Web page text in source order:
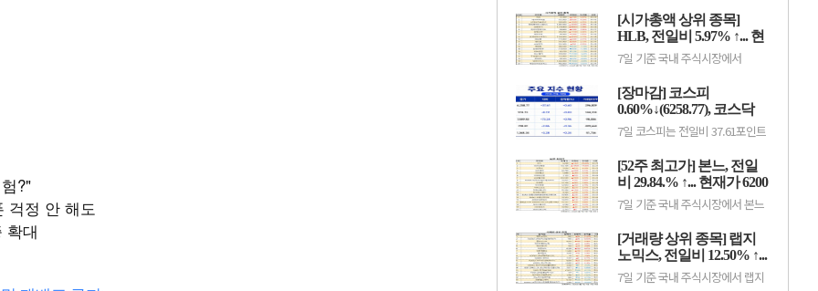
?"
걱정 안 해도
확대
(8.11%) 오른 1만530원에 거래 중
이다.레메디는 의료기기 관련 사업
을 영위하는 기업으로, 신규 상장
이후 투자자 수급과 성장 기대감에
따라 주가 변동성이 나타날 수 있
(0156T0, 1만870원, ▲370,
3.52%), 스트라드비젼(475040,
3070원, ▲30, 0.99%), 세미티에
스(0017J0, 3110...
[시가총액 상위 종목]
HLB, 전일비 5.97% ↑... 현
재가 3만7300원
7일 기준 국내 주식시장에서
(5.97%) 오른 3만7300원에 거래
중이다.HLB는 항암제 개발을 중심
으로 바이오 사업을 영위하는 기업
으로, 신약 허가와 임상 결과, 글로
벌 판매 기대감 등에 따라 주가 변
프로비엠(247540, 10만7000원,
▲4500, 4.39%), LG에너지솔루션
(373220, 36만원, ▲1만5000,
4.35%), 한.
[장마감] 코스피
0.60%↓(6258.77), 코스닥
0.36%↓(798.81)
7일 코스피는 전일비 37.61포인트
했다. 이날 개인과 기관은 각각
3451억원, 8880억원 순매수했고,
외국인은 1조2550억원 순매도했
다.코스닥은 전일비 2.86포인트
(0.36%) 하락한 798.81pt로 마쳤
했고, 외국인과 기관은 각각 2943
억원, 1049억원 순매도했다.임정
은 KB증권 연구원은 KB리서치 장
마감.
[52주 최고가] 본느, 전일
비 29.84.% ↑... 현재가 6200
원
7일 기준 국내 주식시장에서 본느
(29.84%) 오른 6200원에 거래 중
이다.본느는 화장품 ODM·브랜드
사업을 영위하는 기업으로, 색조·
기초 화장품 등 뷰티 제품을 중심
으로 사업을 전개하고 있다. K뷰티
[거래량 상위 종목] 랩지
노믹스, 전일비 12.50% ↑...
현재가 882원
7일 기준 국내 주식시장에서 랩지